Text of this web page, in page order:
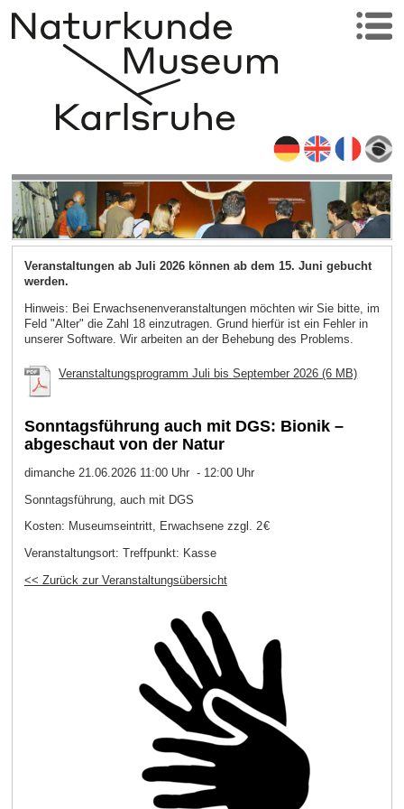
Veranstaltungen ab Juli 2026 können ab dem 15. Juni gebucht
werden.
Hinweis: Bei Erwachsenenveranstaltungen möchten wir Sie bitte, im
Feld "Alter" die Zahl 18 einzutragen. Grund hierfür ist ein Fehler in
unserer Software. Wir arbeiten an der Behebung des Problems.
Veranstaltungsprogramm Juli bis September 2026 (6 MB)
Sonntagsführung auch mit DGS: Bionik –
abgeschaut von der Natur
dimanche 21.06.2026 11:00 Uhr - 12:00 Uhr
Sonntagsführung, auch mit DGS
Kosten: Museumseintritt, Erwachsene zzgl. 2 €
Veranstaltungsort: Treffpunkt: Kasse
<< Zurück zur Veranstaltungsübersicht